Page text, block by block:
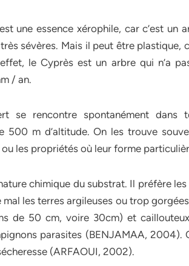
une essence xérophile, car c’est un
sévères. Mais il peut être plastique,
le Cyprès est un arbre qui n’a
/ an.
se rencontre spontanément dans
500 m d’altitude. On les trouve
les propriétés où leur forme
chimique du substrat. Il préfère
les terres argileuses ou trop
de 50 cm, voire 30cm) et
parasites (BENJAMAA, 2004).
(ARFAOUI, 2002).